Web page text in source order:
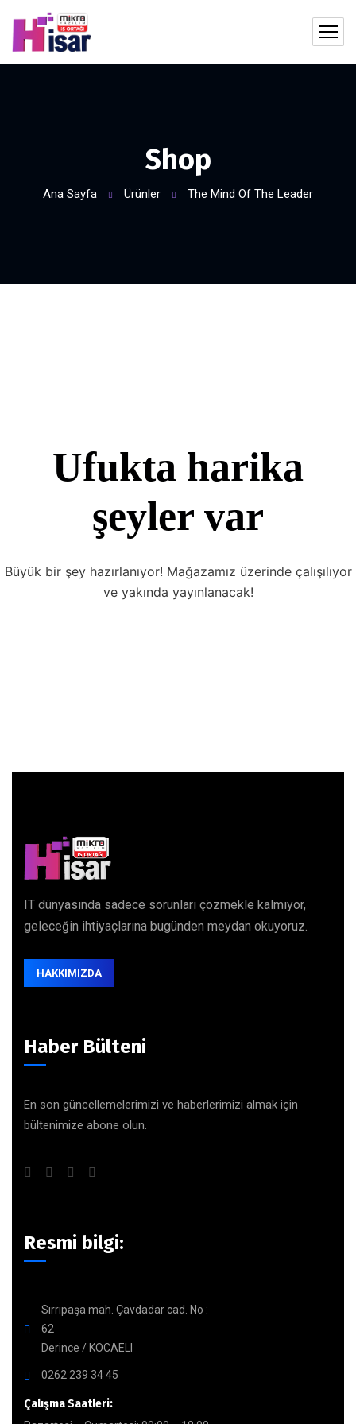
Shop
Ana Sayfa Ürünler The Mind Of The Leader
Ufukta harika
şeyler var
Büyük bir şey hazırlanıyor! Mağazamız üzerinde çalışılıyor
ve yakında yayınlanacak!
IT dünyasında sadece sorunları çözmekle kalmıyor,
geleceğin ihtiyaçlarına bugünden meydan okuyoruz.
HAKKIMIZDA
Haber Bülteni
En son güncellemelerimizi ve haberlerimizi almak için
bültenimize abone olun.
Resmi bilgi:
Sırrıpaşa mah. Çavdadar cad. No :
62
Derince / KOCAELI
0262 239 34 45
Çalışma Saatleri: